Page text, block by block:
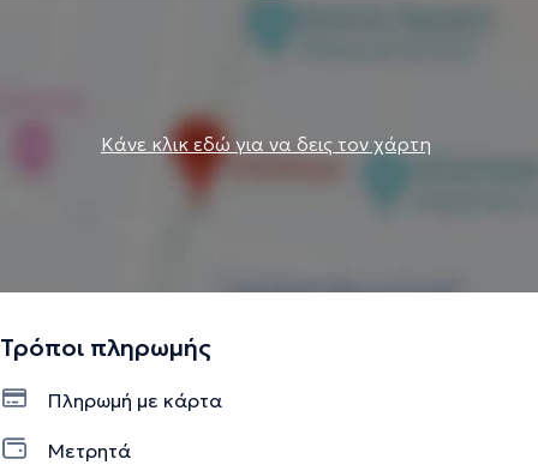
Κάνε κλικ εδώ για να δεις τον χάρτη
Τρόποι πληρωμής
Πληρωμή με κάρτα
Μετρητά